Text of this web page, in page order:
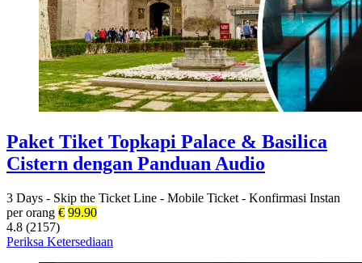
Paket Tiket Topkapi Palace & Basilica
Cistern dengan Panduan Audio
3 Days - Skip the Ticket Line - Mobile Ticket - Konfirmasi Instan
per orang € 99.90
4.8 (2157)
Periksa Ketersediaan